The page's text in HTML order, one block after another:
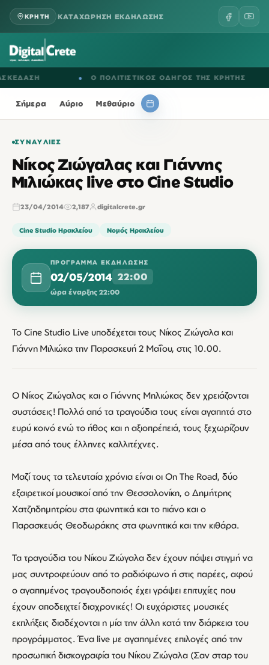
ΚΡΗΤΗ ΚΑΤΑΧΩΡΗΣΗ ΕΚΔΗΛΩΣΗΣ
Ο ΠΟΛΙΤΙΣΤΙΚΟΣ ΟΔΗΓΟΣ ΤΗΣ ΚΡΗΤΗΣ
Σήμερα Αύριο Μεθαύριο
ΣΥΝΑΥΛΊΕΣ
Νίκος Ζιώγαλας και Γιάννης
Μιλιώκας live στο Cine Studio
23/04/2014 2,187 digitalcrete.gr
Cine Studio Ηρακλείου Νομός Ηρακλείου
ΠΡΌΓΡΑΜΜΑ ΕΚΔΉΛΩΣΗΣ
02/05/2014 22:00
ώρα έναρξης 22:00
To Cine Studio Live υποδέχεται τους Νίκος Ζιώγαλα και
Γιάννη Μιλιώκα την Παρασκευή 2 Μαΐου, στις 10.00.
Ο Νίκος Ζιώγαλας και ο Γιάννης Μηλιώκας δεν χρειάζονται
συστάσεις! Πολλά από τα τραγούδια τους είναι αγαπητά στο
ευρύ κοινό ενώ το ήθος και η αξιοπρέπειά, τους ξεχωρίζουν
μέσα από τους έλληνες καλλιτέχνες.
Μαζί τους τα τελευταία χρόνια είναι οι On The Road, δύο
εξαιρετικοί μουσικοί από την Θεσσαλονίκη, ο Δημήτρης
Χατζηδημητρίου στα φωνητικά και το πιάνο και ο
Παρασκευάς Θεοδωράκης στα φωνητικά και την κιθάρα.
Τα τραγούδια του Νίκου Ζιώγαλα δεν έχουν πάψει στιγμή να
μας συντροφεύουν από το ραδιόφωνο ή στις παρέες, αφού
ο αγαπημένος τραγουδοποιός έχει γράψει επιτυχίες που
έχουν αποδειχτεί διαχρονικές! Οι ευχάριστες μουσικές
εκπλήξεις διαδέχονται η μία την άλλη κατά την διάρκεια του
προγράμματος. Ένα live με αγαπημένες επιλογές από την
προσωπική δισκογραφία του Νίκου Ζιώγαλα (Σαν σταρ του